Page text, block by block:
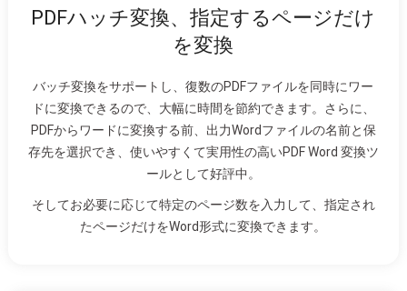
PDFハッチ変換、指定するページだけ
を変換
バッチ変換をサポートし、復数のPDFファイルを同時にワー
ドに変換できるので、大幅に時間を節約できます。さらに、
PDFからワードに変換する前、出力Wordファイルの名前と保
存先を選択でき、使いやすくて実用性の高いPDF Word 変換ツ
ールとして好評中。
そしてお必要に応じて特定のページ数を入力して、指定され
たページだけをWord形式に変換できます。